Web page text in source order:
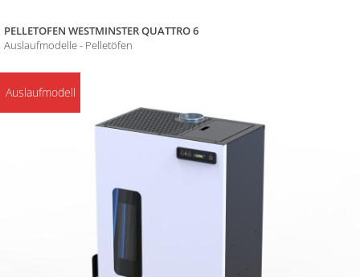
PELLETOFEN WESTMINSTER QUATTRO 6
Auslaufmodelle - Pelletöfen
Auslaufmodell